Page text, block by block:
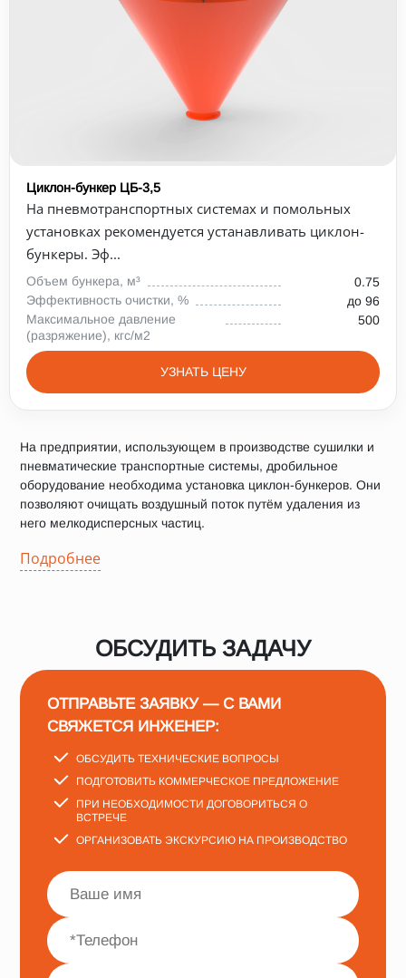
Циклон-бункер ЦБ-3,5
На пневмотранспортных системах и помольных
установках рекомендуется устанавливать циклон-
бункеры. Эф...
Объем бункера, м³
0.75
Эффективность очистки, %
до 96
Максимальное давление
(разряжение), кгс/м2
500
УЗНАТЬ ЦЕНУ
На предприятии, использующем в производстве сушилки и
пневматические транспортные системы, дробильное
оборудование необходима установка циклон-бункеров. Они
позволяют очищать воздушный поток путём удаления из
него мелкодисперсных частиц.
Подробнее
ОБСУДИТЬ ЗАДАЧУ
ОТПРАВЬТЕ ЗАЯВКУ — С ВАМИ
СВЯЖЕТСЯ ИНЖЕНЕР:
ОБСУДИТЬ ТЕХНИЧЕСКИЕ ВОПРОСЫ
ПОДГОТОВИТЬ КОММЕРЧЕСКОЕ ПРЕДЛОЖЕНИЕ
ПРИ НЕОБХОДИМОСТИ ДОГОВОРИТЬСЯ О
ВСТРЕЧЕ
ОРГАНИЗОВАТЬ ЭКСКУРСИЮ НА ПРОИЗВОДСТВО